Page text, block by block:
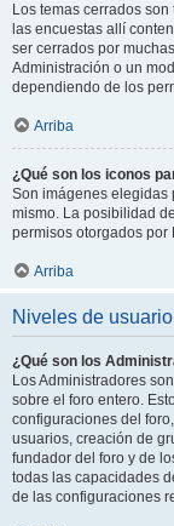
Los temas cerrados
las encuestas allí
ser cerrados por
Administración o un
dependiendo de los
Arriba
¿Qué son los iconos
Son imágenes elegidas
mismo. La posibilidad
permisos otorgados por
Arriba
Niveles de
¿Qué son los
Los Administradores
sobre el foro entero.
configuraciones del
usuarios, creación de
fundador del foro y de
todas las capacidades
de las configuraciones